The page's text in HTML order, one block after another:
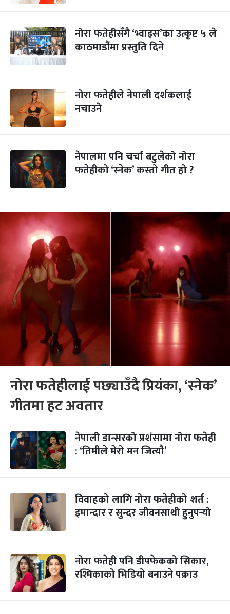
नोरा फतेहीसँगै ‘भ्वाइस’का उत्कृष्ट ५ ले
काठमाडौंमा प्रस्तुति दिने
नोरा फतेहीले नेपाली दर्शकलाई
नचाउने
नेपालमा पनि चर्चा बटुलेको नोरा
फतेहीको ‘स्नेक’ कस्तो गीत हो ?
नोरा फतेहीलाई पछ्याउँदै प्रियंका, ‘स्नेक’
गीतमा हट अवतार
नेपाली डान्सरको प्रशंसामा नोरा फतेही
: ‘तिमीले मेरो मन जित्यौ’
विवाहको लागि नोरा फतेहीको शर्त :
इमान्दार र सुन्दर जीवनसाथी हुनुपर्‍यो
नोरा फतेही पनि डीपफेकको सिकार,
रश्मिकाको भिडियो बनाउने पक्राउ